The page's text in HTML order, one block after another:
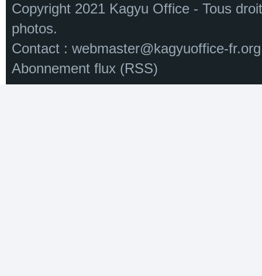
Copyright 2021 Kagyu Office - Tous
photos.
Contact : webmaster@kagyuoffice-fr.org
Abonnement flux (RSS)